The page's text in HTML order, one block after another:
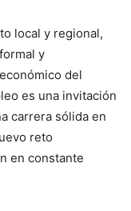
local y regional,
y
del
es una invitación
carrera sólida en
reto
en constante